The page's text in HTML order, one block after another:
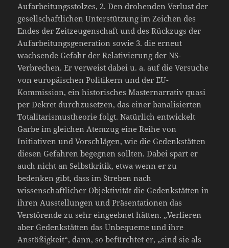
Aufarbeitungsstolzes, 2. Den drohenden Verlust der
gesellschaftlichen Unterstützung im Zeichen des
Endes der Zeitzeugenschaft und des Rückzugs der
Aufarbeitungsgeneration sowie 3. die erneut
wachsende Gefahr der Relativierung der NS-
Verbrechen. Er verweist dabei u. a. auf die Versuche
von europäischen Politikern und der EU-
Kommission, ein historisches Masternarrativ quasi
per Dekret durchzusetzen, das einer banalisierten
Totalitarismustheorie folgt. Natürlich entwickelt
Garbe im gleichen Atemzug eine Reihe von
Initiativen und Vorschlägen, wie die Gedenkstätten
diesen Gefahren begegnen sollten. Dabei spart er
auch nicht an Selbstkritik, etwa wenn er zu
bedenken gibt, dass im Streben nach
wissenschaftlicher Objektivität die Gedenkstätten in
ihren Ausstellungen und Präsentationen das
Verstörende zu sehr eingeebnet hätten. „Verlieren
aber Gedenkstätten das Unbequeme und ihre
Anstößigkeit“, dann, so befürchtet er, „sind sie als